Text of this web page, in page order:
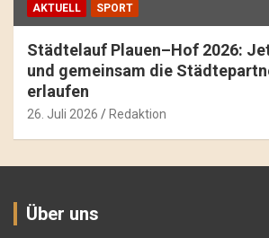
AKTUELL SPORT
Städtelauf Plauen–Hof 2026:
und gemeinsam die
erlaufen
26. Juli 2026 Redaktion
Über uns